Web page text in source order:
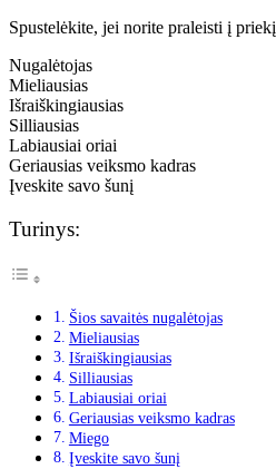
Spustelėkite, jei norite praleisti į priekį
Nugalėtojas
Mieliausias
Išraiškingiausias
Silliausias
Labiausiai oriai
Geriausias veiksmo kadras
Įveskite savo šunį
Turinys:
Šios savaitės nugalėtojas
Mieliausias
Išraiškingiausias
Silliausias
Labiausiai oriai
Geriausias veiksmo kadras
Miego
Įveskite savo šunį